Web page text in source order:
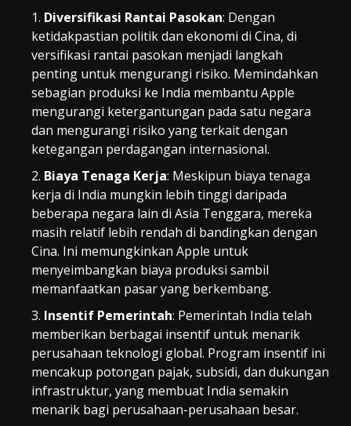
Diversifikasi Rantai Pasokan: Dengan
ketidakpastian politik dan ekonomi di Cina, di
versifikasi rantai pasokan menjadi langkah
penting untuk mengurangi risiko. Memindahkan
sebagian produksi ke India membantu Apple
mengurangi ketergantungan pada satu negara
dan mengurangi risiko yang terkait dengan
ketegangan perdagangan internasional.
Biaya Tenaga Kerja: Meskipun biaya tenaga
kerja di India mungkin lebih tinggi daripada
beberapa negara lain di Asia Tenggara, mereka
masih relatif lebih rendah di bandingkan dengan
Cina. Ini memungkinkan Apple untuk
menyeimbangkan biaya produksi sambil
memanfaatkan pasar yang berkembang.
Insentif Pemerintah: Pemerintah India telah
memberikan berbagai insentif untuk menarik
perusahaan teknologi global. Program insentif ini
mencakup potongan pajak, subsidi, dan dukungan
infrastruktur, yang membuat India semakin
menarik bagi perusahaan-perusahaan besar.